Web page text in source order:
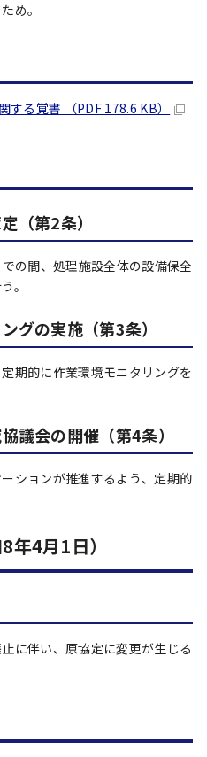
め。
る覚書 （PDF 178.6 KB）
（第2条）
の間、処理施設全体の設備保全
。
グの実施（第3条）
期的に作業環境モニタリングを
議会の開催（第4条）
ションが推進するよう、定期的
年4月1日）
に伴い、原協定に変更が生じる